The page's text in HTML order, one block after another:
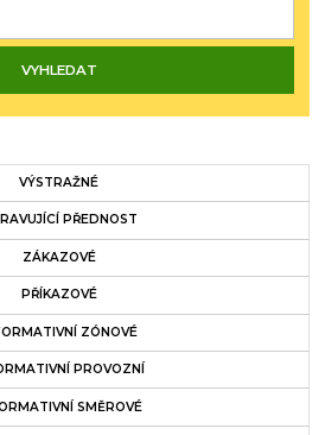
VÝSTRAŽNÉ
PŘEDNOST
ZÁKAZOVÉ
PŘÍKAZOVÉ
ZÓNOVÉ
PROVOZNÍ
SMĚROVÉ